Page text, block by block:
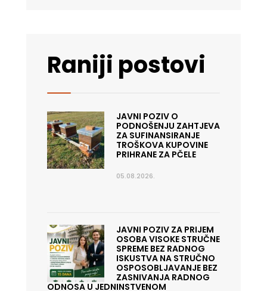
Raniji postovi
JAVNI POZIV O
PODNOŠENJU ZAHTJEVA
ZA SUFINANSIRANJE
TROŠKOVA KUPOVINE
PRIHRANE ZA PČELE
05.08.2026.
JAVNI POZIV ZA PRIJEM
OSOBA VISOKE STRUČNE
SPREME BEZ RADNOG
ISKUSTVA NA STRUČNO
OSPOSOBLJAVANJE BEZ
ZASNIVANJA RADNOG
ODNOSA U JEDNINSTVENOM